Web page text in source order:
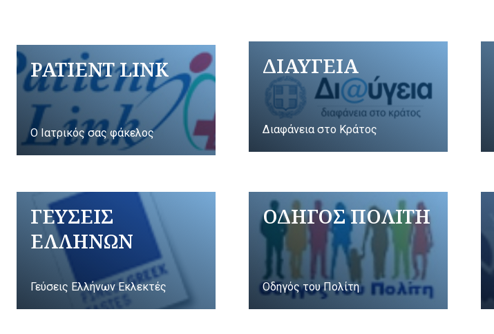
PATIENT LINK
Ο Ιατρικός σας φάκελος
ΔΙΑΥΓΕΙΑ
Διαφάνεια στο Κράτος
ΓΕΥΣΕΙΣ
ΕΛΛΗΝΩΝ
Γεύσεις Ελλήνων Εκλεκτές
ΟΔΗΓΟΣ ΠΟΛΙΤΗ
Οδηγός του Πολίτη